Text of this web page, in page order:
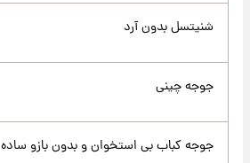
شنیتسل بدون آرد
جوجه چینی
جوجه کباب بی استخوان و بدون بازو ساده